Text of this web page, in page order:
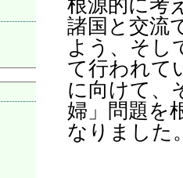
根源的に考
諸国と交流
よう、そし
て行われて
に向けて、
婦」問題を
なりました